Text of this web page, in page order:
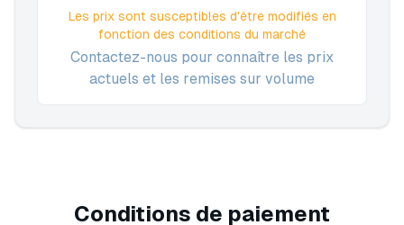
Les prix sont susceptibles d'être modifiés en
fonction des conditions du marché
Contactez-nous pour connaître les prix
actuels et les remises sur volume
Conditions de paiement